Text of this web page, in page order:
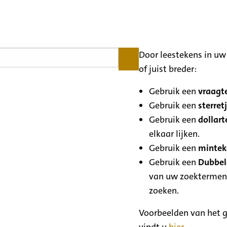
Door leestekens in
of juist breder:
Gebruik een
Gebruik een
Gebruik een
elkaar lijken.
Gebruik een
Gebruik een
van uw
zoeken.
Voorbeelden van het